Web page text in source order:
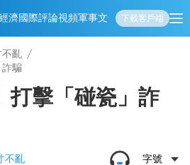
濟國際評論視頻軍事文化 娛樂生活教育體
下載客戶端
不亂
詐騙
打擊「碰瓷」詐
不亂 字號